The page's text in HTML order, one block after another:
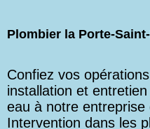
Plombier la Porte-
Confiez vos
installation et
eau à notre entreprise
Intervention dans les